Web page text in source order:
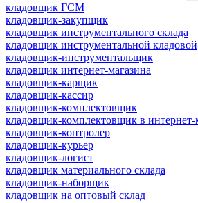
кладовщик ГСМ
кладовщик-закупщик
кладовщик инструментального склада
кладовщик инструментальной кладовой
кладовщик-инструментальщик
кладовщик интернет-магазина
кладовщик-карщик
кладовщик-кассир
кладовщик-комплектовщик
кладовщик-комплектовщик в интернет-
кладовщик-контролер
кладовщик-курьер
кладовщик-логист
кладовщик материального склада
кладовщик-наборщик
кладовщик на оптовый склад